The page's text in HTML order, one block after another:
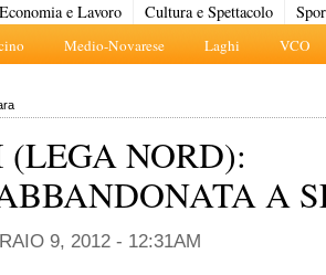
Medio-Novarese Laghi VCO
Economia e Lavoro Cultura e Spettacolo
(LEGA NORD):
A
9, 2012 - 12:31AM